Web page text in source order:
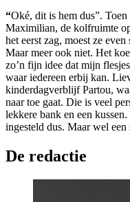
“Oké, dit is hem dus”.
Maximilian, de kolfruimte
het eerst zag, moest ze
Maar meer ook niet. Het
zo’n fijn idee dat mijn
waar iedereen erbij kan.
kinderdagverblijf Partou,
naar toe gaat. Die is veel
lekkere bank en een
ingesteld dus. Maar wel een
De redactie